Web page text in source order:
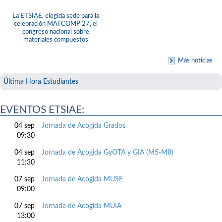
La ETSIAE, elegida sede para la
celebración MATCOMP’27, el
congreso nacional sobre
materiales compuestos
Más noticias
Última Hora Estudiantes
EVENTOS ETSIAE:
04 sep
09:30
Jornada de Acogida Grados
04 sep
11:30
Jornada de Acogida GyOTA y GIA (M5-M8)
07 sep
09:00
Jornada de Acogida MUSE
07 sep
13:00
Jornada de Acogida MUIA